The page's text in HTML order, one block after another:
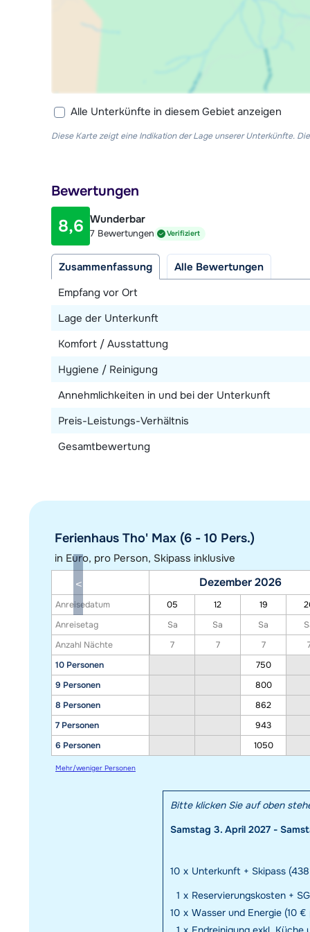
Alle Unterkünfte in diesem Gebiet anzeigen
Diese Karte zeigt eine Indikation der Lage unserer Unterkünfte.
Bewertungen
8,6 Wunderbar
7 Bewertungen Verifiziert
Zusammenfassung
Alle Bewertungen
Empfang vor Ort
Lage der Unterkunft
Komfort / Ausstattung
Hygiene / Reinigung
Annehmlichkeiten in und bei der Unterkunft
Preis-Leistungs-Verhältnis
Gesamtbewertung
Ferienhaus Tho' Max (6 - 10 Pers.)
in Euro, pro Person, Skipass inklusive
Anreisedatum
Anreisetag
Anzahl Nächte
10 Personen
9 Personen
8 Personen
7 Personen
6 Personen
Dezember 2026
05 12 19
Sa
Sa Sa
7
7 7
750
800
862
943
1050
Mehr/weniger Personen
Bitte klicken Sie auf oben
Samstag 3. April 2027 -
10 x Unterkunft + Skipass
1 x Reservierungskosten +
10 x Wasser und Energie (10 €